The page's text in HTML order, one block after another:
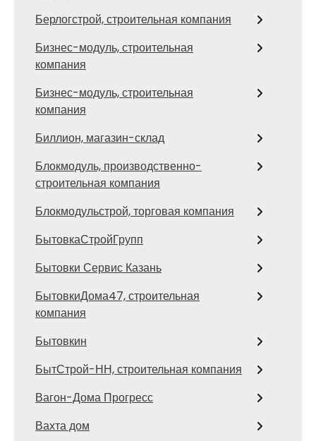
Берлогстрой, строительная компания
Бизнес-модуль, строительная
компания
Бизнес-модуль, строительная
компания
Биллион, магазин-склад
Блокмодуль, производственно-
строительная компания
Блокмодульстрой, торговая компания
БытовкаСтройГрупп
Бытовки Сервис Казань
БытовкиДома47, строительная
компания
Бытовкин
БытСтрой-НН, строительная компания
Вагон-Дома Прогресс
Вахта дом